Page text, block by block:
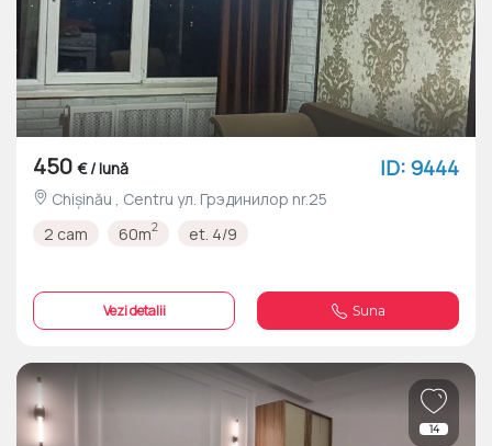
450 € / lună ID: 9444
Chișinău , Centru ул. Грэдинилор nr.25
2 cam
60m2 et. 4/9
Vezi detalii Suna
14